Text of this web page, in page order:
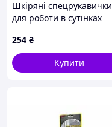
Шкіряні спецрукавички
для роботи в сутінках
254 ₴
Купити